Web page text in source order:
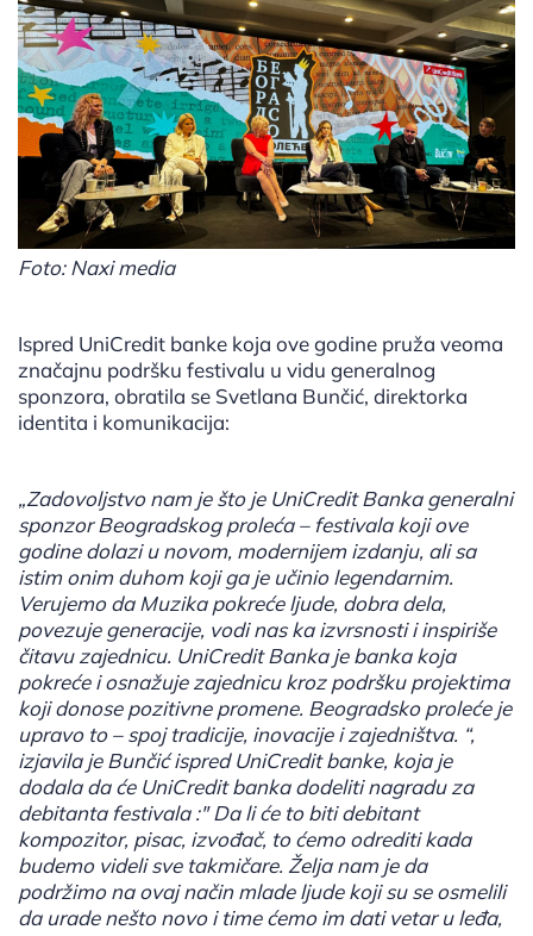
Foto: Naxi media
Ispred UniCredit banke koja ove godine pruža veoma
značajnu podršku festivalu u vidu generalnog
sponzora, obratila se Svetlana Bunčić, direktorka
identita i komunikacija:
„Zadovoljstvo nam je što je UniCredit Banka generalni
sponzor Beogradskog proleća – festivala koji ove
godine dolazi u novom, modernijem izdanju, ali sa
istim onim duhom koji ga je učinio legendarnim.
Verujemo da Muzika pokreće ljude, dobra dela,
povezuje generacije, vodi nas ka izvrsnosti i inspiriše
čitavu zajednicu. UniCredit Banka je banka koja
pokreće i osnažuje zajednicu kroz podršku projektima
koji donose pozitivne promene. Beogradsko proleće je
upravo to – spoj tradicije, inovacije i zajedništva. “,
izjavila je Bunčić ispred UniCredit banke, koja je
dodala da će UniCredit banka dodeliti nagradu za
debitanta festivala :" Da li će to biti debitant
kompozitor, pisac, izvođač, to ćemo odrediti kada
budemo videli sve takmičare. Želja nam je da
podržimo na ovaj način mlade ljude koji su se osmelili
da urade nešto novo i time ćemo im dati vetar u leđa,